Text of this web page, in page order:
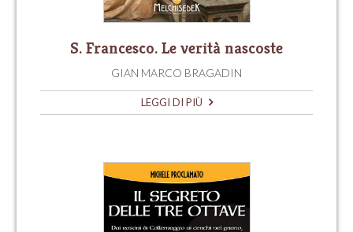
S. Francesco. Le verità nascoste
GIAN MARCO BRAGADIN
LEGGI DI PIÙ